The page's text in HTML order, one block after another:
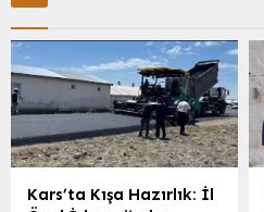
Kars’ta Kışa Hazırlık: İl